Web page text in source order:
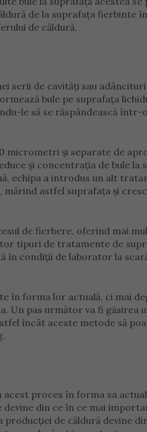
de la suprafața fierbinte în
de căldură.
serii de cavități sau
bule pe suprafața
le să se răspândească într-
micrometri și separate de
și concentrația de bule la
echipa a introdus un alt
mărind astfel suprafața și
de fierbere, oferind mai
tipuri de tratamente de
în condiții de laborator la
în forma lor actuală, ci mai
Un pas următor va fi găsirea
încât aceste metode să
proces în forma sa
din ce în ce mai
de căldură devine